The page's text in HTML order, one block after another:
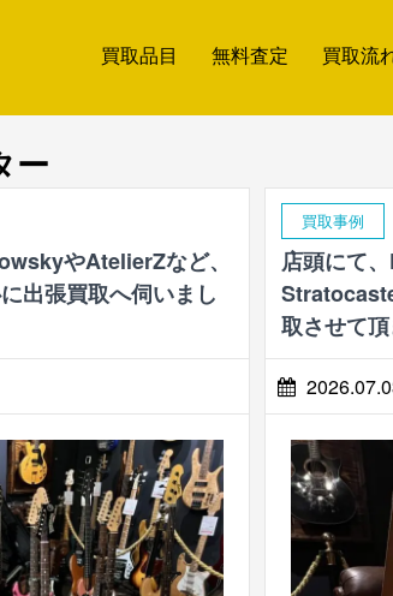
買取品目 無料査定 買取流
ー
やAtelierZなど、
出張買取へ伺いまし
買取事例
店頭にて
取させて頂